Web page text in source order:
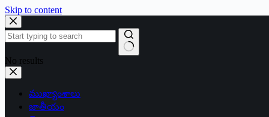
Skip to content
No results
ముఖ్యాంశాలు
జాతీయం